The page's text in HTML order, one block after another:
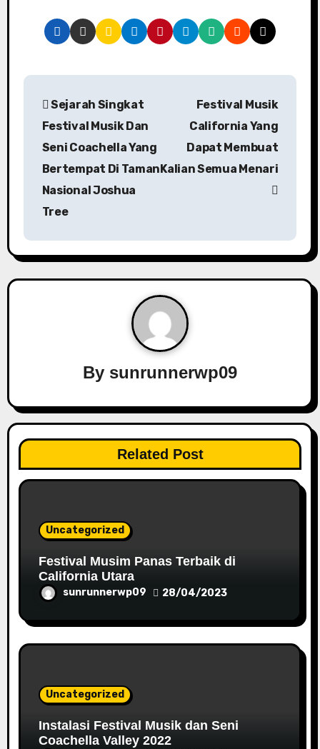
a
v
i
o
n
Sejarah Singkat
Festival Musik Dan
Seni Coachella Yang
Bertempat Di Taman
Nasional Joshua
Tree
Festival Musik
California Yang
Dapat Membuat
Kalian Semua Menari
By sunrunnerwp09
Related Post
Uncategorized
Festival Musim Panas Terbaik di
California Utara
sunrunnerwp09 28/04/2023
Uncategorized
Instalasi Festival Musik dan Seni
Coachella Valley 2022